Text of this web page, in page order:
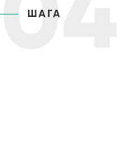
04
ШАГА